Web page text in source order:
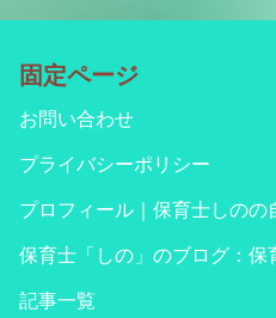
固定ページ
お問い合わせ
プライバシーポリシー
プロフィール｜保育士しのの
保育士「しの」のブログ：保
記事一覧